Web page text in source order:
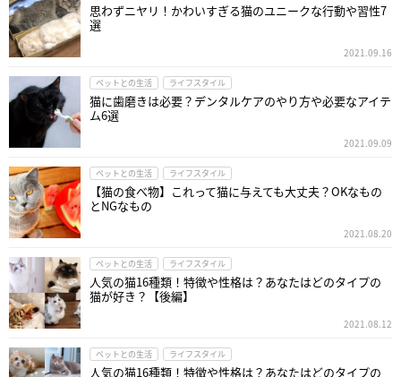
思わずニヤリ！かわいすぎる猫のユニークな行動や習性7
選
2021.09.16
ペットとの生活 ライフスタイル
猫に歯磨きは必要？デンタルケアのやり方や必要なアイテ
ム6選
2021.09.09
ペットとの生活 ライフスタイル
【猫の食べ物】これって猫に与えても大丈夫？OKなもの
とNGなもの
2021.08.20
ペットとの生活 ライフスタイル
人気の猫16種類！特徴や性格は？あなたはどのタイプの
猫が好き？【後編】
2021.08.12
ペットとの生活 ライフスタイル
人気の猫16種類！特徴や性格は？あなたはどのタイプの